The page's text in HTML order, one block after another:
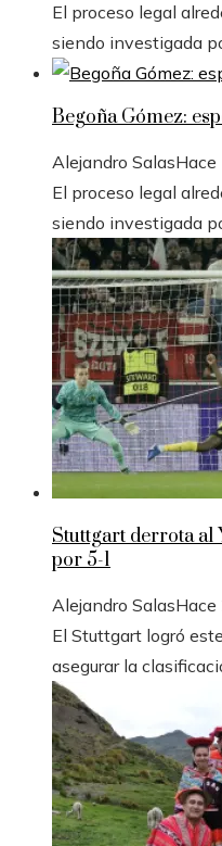
El proceso legal
siendo investigada
Begoña Gómez:
Alejandro SalasHace
El proceso legal
siendo investigada
Stuttgart derrota al
por 5-1
Alejandro SalasHace
El Stuttgart logró
asegurar la